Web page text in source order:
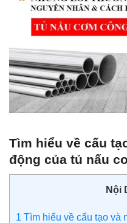
Tìm hiểu về cấu
động của tủ nấu
Nội
1 Tìm hiểu về cấu tạo và